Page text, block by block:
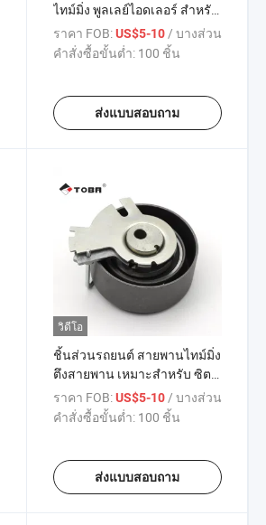
ไทม์มิ่ง พูลเลย์ไอดเลอร์ สำหรับ
ซิตโรอีน ซิตโรอีน จีเอส
Break/Jumpy/GX/CX/C25
ราคา FOB: US$5-10/ บางส่วน
คำสั่งซื้อขั้นต่ำ: 100 ชิ้น
ส่งแบบสอบถาม
วิดีโอ
ชิ้นส่วนรถยนต์ สายพานไทม์มิ่ง
ตึงสายพาน เหมาะสำหรับ ซิต
โรน เบอร์ลิงโก้ เบอร์ลิงโก้
เฟิร์ส เอ็มพีวี/ซาร่า 1.6 16V
ราคา FOB: US$5-10/ บางส่วน
คำสั่งซื้อขั้นต่ำ: 100 ชิ้น
ส่งแบบสอบถาม